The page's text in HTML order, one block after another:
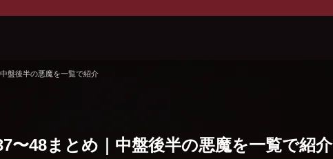
盤後半の悪魔を一覧で紹介
〜48まとめ｜中盤後半の悪魔を一覧で紹介